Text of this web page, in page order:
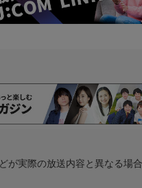
が実際の放送内容と異なる場